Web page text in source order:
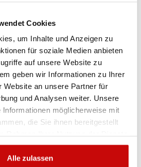
Cookies
um Inhalte und Anzeigen zu
für soziale Medien anbieten
auf unsere Website zu
geben wir Informationen zu Ihrer
Website an unsere Partner für
und Analysen weiter. Unsere
Informationen möglicherweise mit
die Sie ihnen bereitgestellt
Alle zulassen
wenige Teile verfügbar